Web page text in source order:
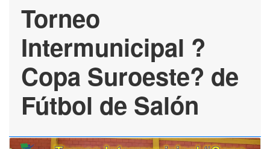
Torneo
Intermunicipal ?
Copa Suroeste? de
Fútbol de Salón